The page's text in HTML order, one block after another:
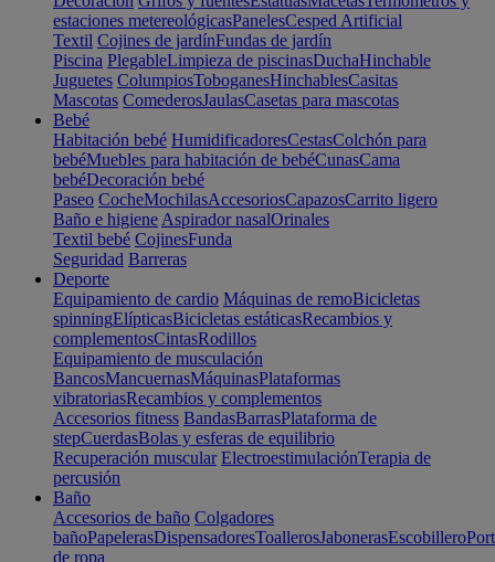
estaciones metereológicasPanelesCesped Artificial
Textil Cojines de jardínFundas de jardín
Piscina PlegableLimpieza de piscinasDuchaHinchable
Juguetes ColumpiosToboganesHinchablesCasitas
Mascotas ComederosJaulasCasetas para mascotas
Bebé
Habitación bebé HumidificadoresCestasColchón para
bebéMuebles para habitación de bebéCunasCama
bebéDecoración bebé
Paseo CocheMochilasAccesoriosCapazosCarrito ligero
Baño e higiene Aspirador nasalOrinales
Textil bebé CojinesFunda
Seguridad Barreras
Deporte
Equipamiento de cardio Máquinas de remoBicicletas
spinningElípticasBicicletas estáticasRecambios y
complementosCintasRodillos
Equipamiento de musculación
BancosMancuernasMáquinasPlataformas
vibratoriasRecambios y complementos
Accesorios fitness BandasBarrasPlataforma de
stepCuerdasBolas y esferas de equilibrio
Recuperación muscular ElectroestimulaciónTerapia de
percusión
Baño
Accesorios de baño Colgadores
bañoPapelerasDispensadoresToallerosJabonerasEscobillero
de ropa